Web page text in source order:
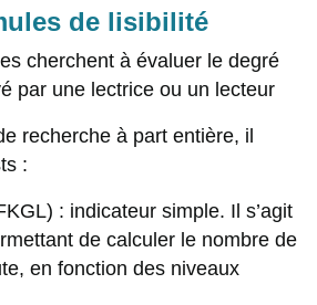
de lisibilité
cherchent à évaluer le degré
par une lectrice ou un lecteur
recherche à part entière, il
:
: indicateur simple. Il s’agit
de calculer le nombre de
en fonction des niveaux